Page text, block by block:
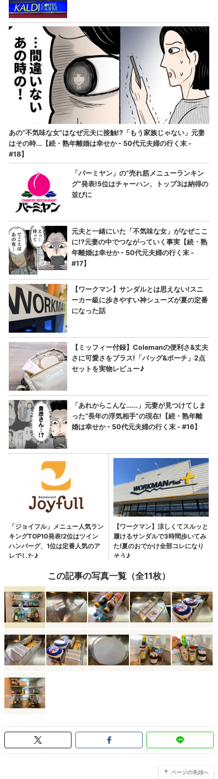
この記事の写真一覧（全11枚）
ページの先頭へ